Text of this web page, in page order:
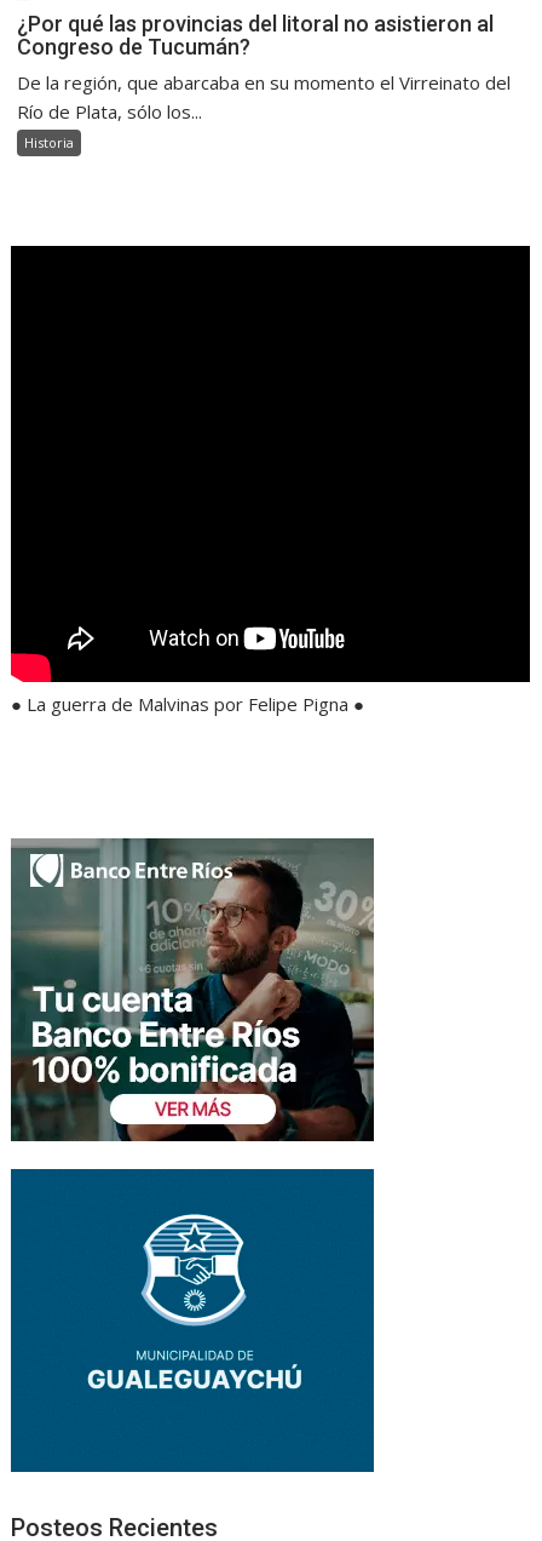
¿Por qué las provincias del litoral no asistieron al
Congreso de Tucumán?
De la región, que abarcaba en su momento el Virreinato del
Río de Plata, sólo los...
Historia
● La guerra de Malvinas por Felipe Pigna ●
Posteos Recientes